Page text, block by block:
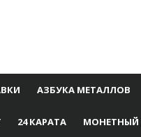
АЗБУКА МЕТАЛЛОВ
24 КАРАТА МОНЕТНЫЙ